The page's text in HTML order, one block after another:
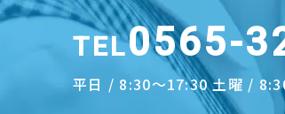
TEL0565-
平日 / 8:30～17:30 土曜 /